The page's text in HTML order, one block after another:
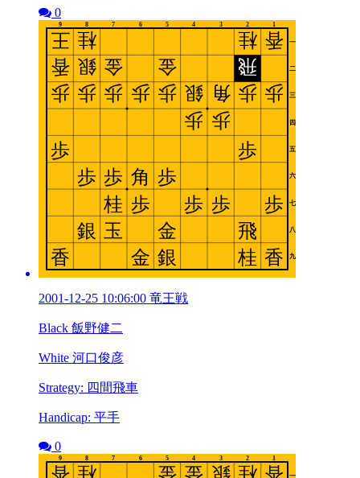
0
2001-12-25 10:06:00 竜王戦
Black 飯野健二
White 河口俊彦
Strategy: 四間飛車
Handicap: 平手
0